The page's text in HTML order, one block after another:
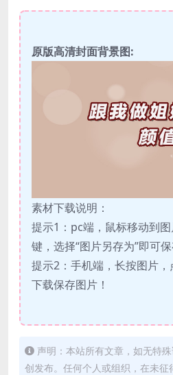
原版高清封面背景图:
素材下载说明：
提示1：pc端，鼠标移动到
键，选择“图片另存为”即可
提示2：手机端，长按图片，
下载保存图片！
声明：本站所有文章，如无特
创发布。任何个人或组织，在未征